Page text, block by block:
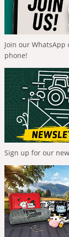
Join our
phone!
Sign up for our